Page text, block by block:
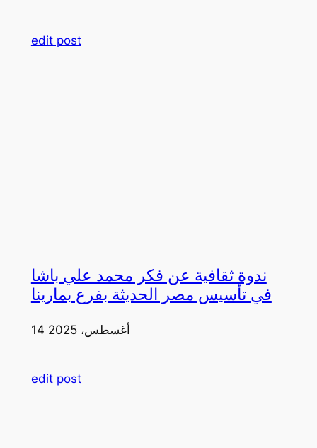
edit post
ندوة ثقافية عن فكر محمد علي باشا
في تأسيس مصر الحديثة بفرع بمارينا
14 أغسطس، 2025
edit post